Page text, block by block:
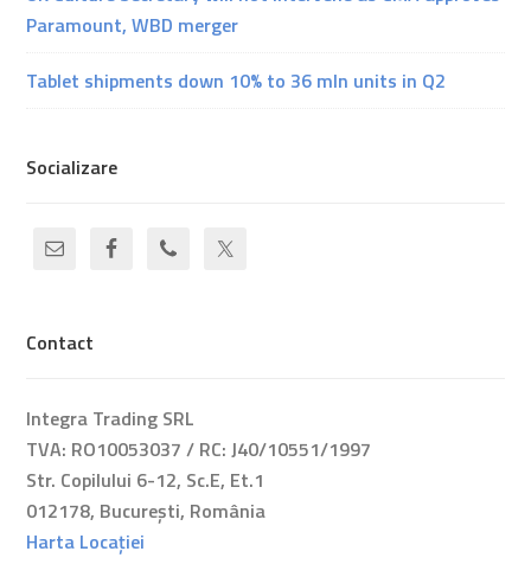
Paramount, WBD merger
Tablet shipments down 10% to 36 mln units in Q2
Socializare
Contact
Integra Trading SRL
TVA: RO10053037 / RC: J40/10551/1997
Str. Copilului 6-12, Sc.E, Et.1
012178, București, România
Harta Locației